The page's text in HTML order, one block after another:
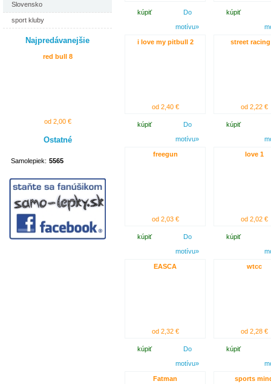
Slovensko
sport kluby
Najpredávanejšie
red bull 8
od 2,00 €
Ostatné
Samolepiek: 5565
kúpiť
Do
motívu»
kúpiť
i love my pitbull 2
od 2,40 €
kúpiť
Do
motívu»
street
od 2,22 €
kúpiť
freegun
od 2,03 €
kúpiť
Do
motívu»
love 1
od 2,02 €
kúpiť
EASCA
od 2,32 €
kúpiť
Do
motívu»
wtcc
od 2,28 €
kúpiť
Fatman sports